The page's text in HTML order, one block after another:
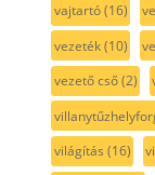
vajtartó(16)
vezeték(10)
vezető cső(2)
világítás (16)